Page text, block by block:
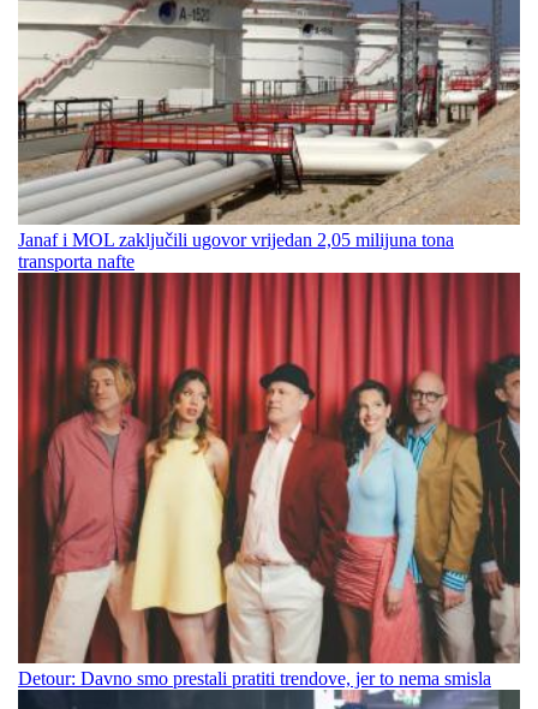
Janaf i MOL zaključili ugovor vrijedan 2,05 milijuna tona
transporta nafte
Detour: Davno smo prestali pratiti trendove, jer to nema smisla